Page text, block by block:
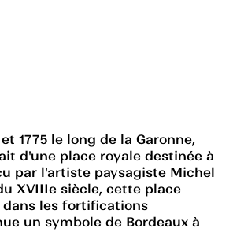
1775 le long de la Garonne,
d'une place royale destinée à
par l'artiste paysagiste Michel
XVIIIe siècle, cette place
dans les fortifications
un symbole de Bordeaux à